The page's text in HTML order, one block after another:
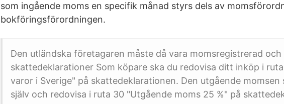
som ingående moms en specifik månad styrs dels av
bokföringsförordningen.
Den utländska företagaren måste då vara momsregistrerad och
skattedeklarationer Som köpare ska du redovisa ditt inköp i
varor i Sverige" på skattedeklarationen. Den utgående momsen
själv och redovisa i ruta 30 "Utgående moms 25 %" på